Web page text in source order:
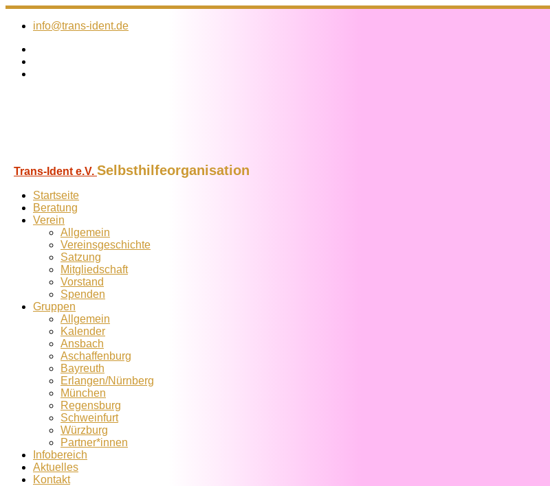
Zum
Inhalt
info@trans-ident.de
Trans-Ident e.V. Selbsthilfeorganisation
Startseite
Beratung
Verein
Allgemein
Vereins­geschichte
Satzung
Mitglied­schaft
Vorstand
Spenden
Gruppen
Allgemein
Kalender
Ansbach
Aschaffenburg
Bayreuth
Erlangen/Nürnberg
München
Regensburg
Schweinfurt
Würzburg
Partner*innen
Infobereich
Aktuelles
Kontakt